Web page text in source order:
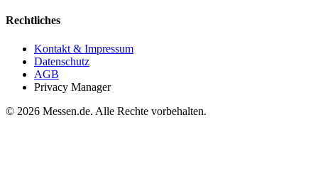
Rechtliches
Kontakt & Impressum
Datenschutz
AGB
Privacy Manager
© 2026 Messen.de. Alle Rechte vorbehalten.